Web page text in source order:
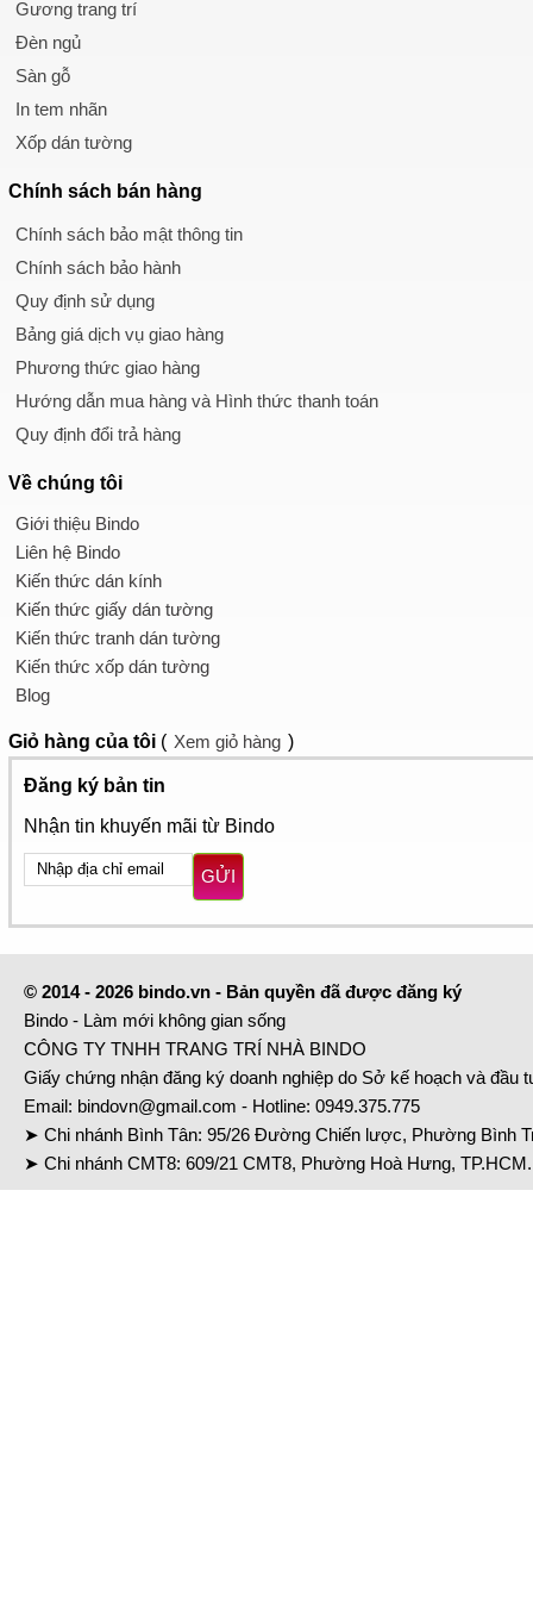
Gương trang trí
Đèn ngủ
Sàn gỗ
In tem nhãn
Xốp dán tường
Chính sách bán hàng
Chính sách bảo mật thông tin
Chính sách bảo hành
Quy định sử dụng
Bảng giá dịch vụ giao hàng
Phương thức giao hàng
Hướng dẫn mua hàng và Hình thức thanh toán
Quy định đổi trả hàng
Về chúng tôi
Giới thiệu Bindo
Liên hệ Bindo
Kiến thức dán kính
Kiến thức giấy dán tường
Kiến thức tranh dán tường
Kiến thức xốp dán tường
Blog
Giỏ hàng của tôi ( Xem giỏ hàng )
Đăng ký bản tin
Nhận tin khuyến mãi từ Bindo
GỬI
© 2014 - 2026 bindo.vn - Bản quyền đã được đăng ký
Bindo - Làm mới không gian sống
CÔNG TY TNHH TRANG TRÍ NHÀ BINDO
Giấy chứng nhận đăng ký doanh nghiệp do Sở kế hoạch và đầu
Email: bindovn@gmail.com - Hotline: 0949.375.775
➤ Chi nhánh Bình Tân: 95/26 Đường Chiến lược, Phường Bình
➤ Chi nhánh CMT8: 609/21 CMT8, Phường Hoà Hưng,